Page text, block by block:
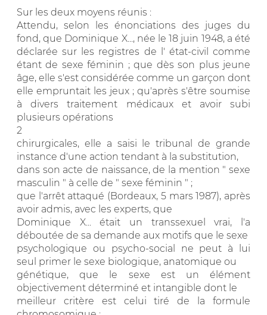
Sur les deux moyens réunis :
Attendu, selon les énonciations des juges du
fond, que Dominique X..., née le 18 juin 1948, a été
déclarée sur les registres de l' état-civil comme
étant de sexe féminin ; que dès son plus jeune
âge, elle s'est considérée comme un garçon dont
elle empruntait les jeux ; qu'après s'être soumise
à divers traitement médicaux et avoir subi
plusieurs opérations
2
chirurgicales, elle a saisi le tribunal de grande
instance d'une action tendant à la substitution,
dans son acte de naissance, de la mention " sexe
masculin " à celle de " sexe féminin " ;
que l'arrêt attaqué (Bordeaux, 5 mars 1987), après
avoir admis, avec les experts, que
Dominique X... était un transsexuel vrai, l'a
déboutée de sa demande aux motifs que le sexe
psychologique ou psycho-social ne peut à lui
seul primer le sexe biologique, anatomique ou
génétique, que le sexe est un élément
objectivement déterminé et intangible dont le
meilleur critère est celui tiré de la formule